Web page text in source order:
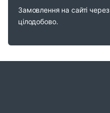
Замовлення на сайті
цілодобово.